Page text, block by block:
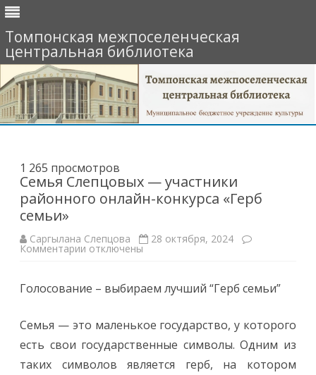
Томпонская межпоселенческая
центральная библиотека
1 265 просмотров
Семья Слепцовых — участники
районного онлайн-конкурса «Герб
семьи»
Саргылана Слепцова 28 октября, 2024
Комментарии к
—
участники
конкурса
семьи»
отключены
Голосование – выбираем лучший “Герб семьи”
Семья — это маленькое государство, у которого
есть свои государственные символы. Одним из
таких символов является герб, на котором